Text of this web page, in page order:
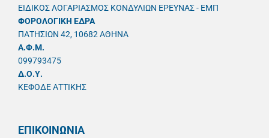
ΕΙΔΙΚΟΣ ΛΟΓΑΡΙΑΣΜΟΣ ΚΟΝΔΥΛΙΩΝ ΕΡΕΥΝΑΣ - ΕΜΠ
ΦΟΡΟΛΟΓΙΚΗ ΕΔΡΑ
ΠΑΤΗΣΙΩΝ 42, 10682 ΑΘΗΝΑ
A.Φ.Μ.
099793475
Δ.Ο.Υ.
ΚΕΦΟΔΕ ΑΤΤΙΚΗΣ
ΕΠΙΚΟΙΝΩΝΙΑ